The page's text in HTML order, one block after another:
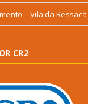
– Vila da Ressaca
CR2